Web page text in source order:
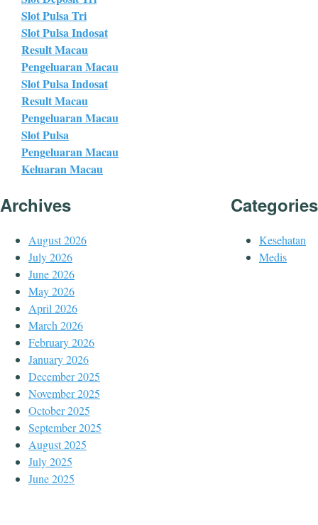
Slot Pulsa Tri
Slot Pulsa Indosat
Result Macau
Pengeluaran Macau
Slot Pulsa Indosat
Result Macau
Pengeluaran Macau
Slot Pulsa
Pengeluaran Macau
Keluaran Macau
Archives
August 2026
July 2026
June 2026
May 2026
April 2026
March 2026
February 2026
January 2026
December 2025
November 2025
October 2025
September 2025
August 2025
July 2025
June 2025
Categories
Kesehatan
Medis